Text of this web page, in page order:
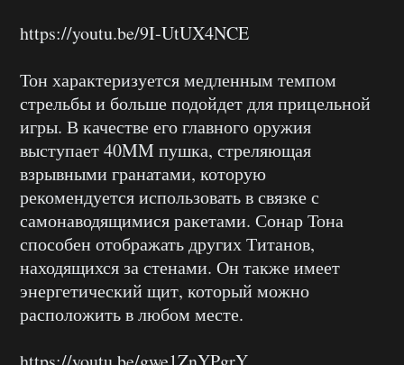
https://youtu.be/9I-UtUX4NCE
Тон характеризуется медленным темпом
стрельбы и больше подойдет для прицельной
игры. В качестве его главного оружия
выступает 40MM пушка, стреляющая
взрывными гранатами, которую
рекомендуется использовать в связке с
самонаводящимися ракетами. Сонар Тона
способен отображать других Титанов,
находящихся за стенами. Он также имеет
энергетический щит, который можно
расположить в любом месте.